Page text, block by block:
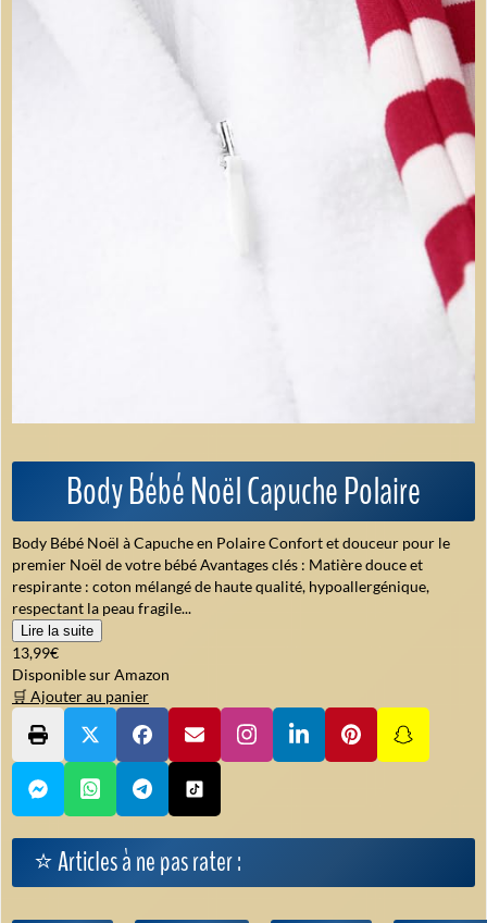
Body Bébé Noël Capuche Polaire
Body Bébé Noël à Capuche en Polaire Confort et douceur pour le
premier Noël de votre bébé Avantages clés : Matière douce et
respirante : coton mélangé de haute qualité, hypoallergénique,
respectant la peau fragile...
Lire la suite
13,99€
Disponible sur Amazon
🛒 Ajouter au panier
⭐ Articles à ne pas rater :